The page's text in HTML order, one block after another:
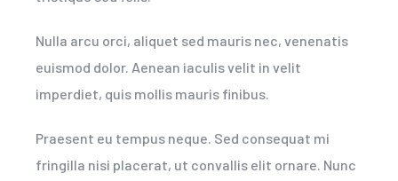
Nulla arcu orci, aliquet sed mauris nec, venenatis
euismod dolor. Aenean iaculis velit in velit
imperdiet, quis mollis mauris finibus.
Praesent eu tempus neque. Sed consequat mi
fringilla nisi placerat, ut convallis elit ornare. Nunc